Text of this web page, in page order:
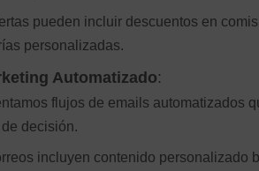
pueden incluir descuentos en
personalizadas.
Automatizado:
flujos de emails automatizados
decisión.
incluyen contenido personalizado